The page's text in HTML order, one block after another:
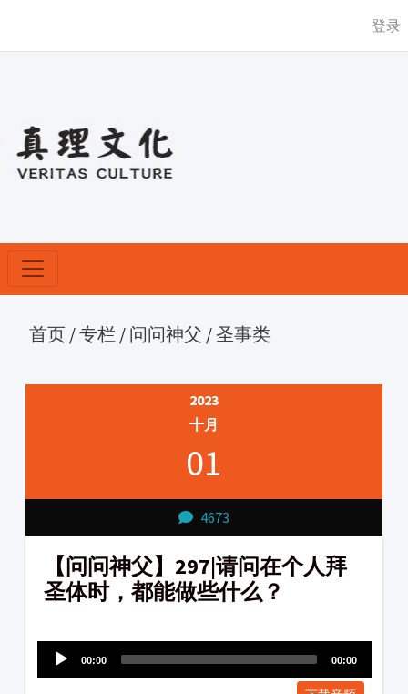
登录
首页 /专栏 / 问问神父 /圣事类
2023
十月
01
4673
【问问神父】297|请问在个人拜
圣体时，都能做些什么？
Player
00:00 00:00